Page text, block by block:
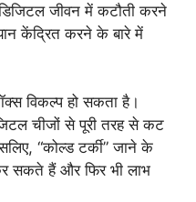
जीवन में कटौती करने
केंद्रित करने के बारे में
विकल्प हो सकता है।
चीजों से पूरी तरह से कट
“कोल्ड टर्की” जाने के
सकते हैं और फिर भी लाभ